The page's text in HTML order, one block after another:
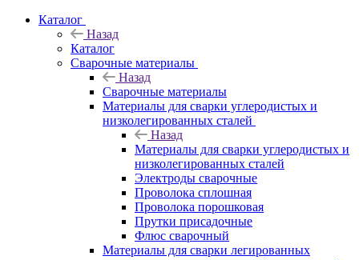
Каталог
Назад
Каталог
Сварочные материалы
Назад
Сварочные материалы
Материалы для сварки углеродистых и
низколегированных сталей
Назад
Материалы для сварки углеродистых и
низколегированных сталей
Электроды сварочные
Проволока сплошная
Проволока порошковая
Прутки присадочные
Флюс сварочный
Материалы для сварки легированных